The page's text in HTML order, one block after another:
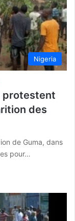
Nigeria
protestent
des
de Guma, dans
pour…